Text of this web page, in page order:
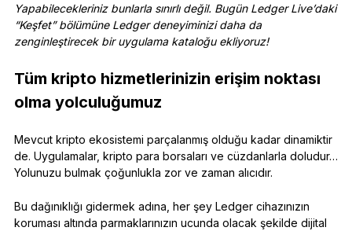
Yapabilecekleriniz bunlarla sınırlı değil. Bugün Ledger Live’daki
“Keşfet” bölümüne Ledger deneyiminizi daha da
zenginleştirecek bir uygulama kataloğu ekliyoruz!
Tüm kripto hizmetlerinizin erişim noktası
olma yolculuğumuz
Mevcut kripto ekosistemi parçalanmış olduğu kadar dinamiktir
de. Uygulamalar, kripto para borsaları ve cüzdanlarla doludur…
Yolunuzu bulmak çoğunlukla zor ve zaman alıcıdır.
Bu dağınıklığı gidermek adına, her şey Ledger cihazınızın
koruması altında parmaklarınızın ucunda olacak şekilde dijital